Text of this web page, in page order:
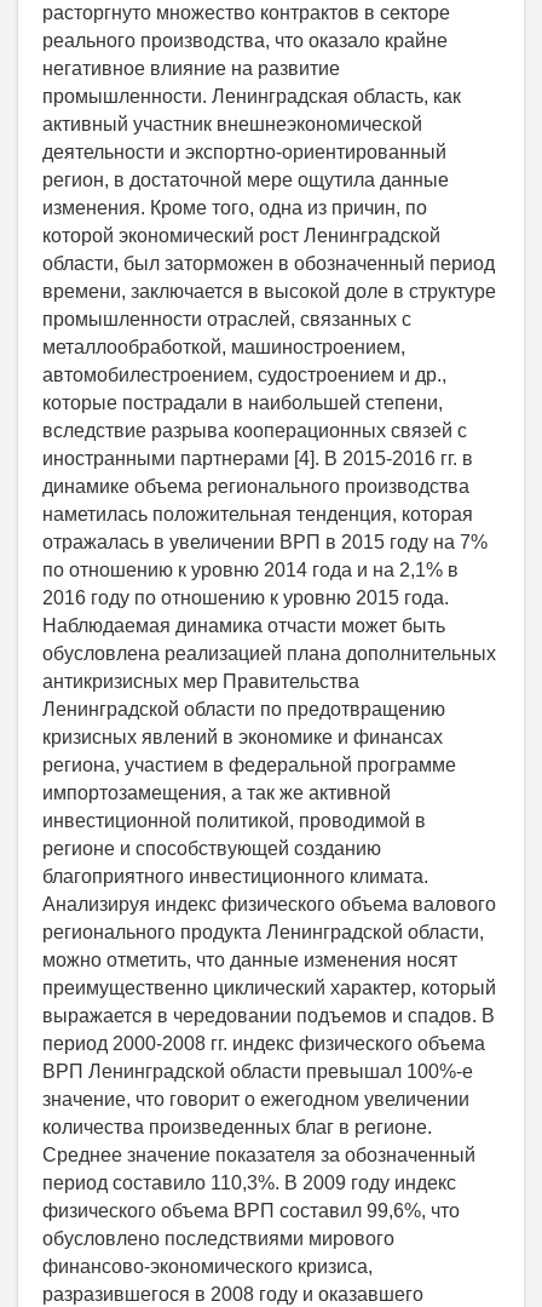
расторгнуто множество контрактов в секторе
реального производства, что оказало крайне
негативное влияние на развитие
промышленности. Ленинградская область, как
активный участник внешнеэкономической
деятельности и экспортно-ориентированный
регион, в достаточной мере ощутила данные
изменения. Кроме того, одна из причин, по
которой экономический рост Ленинградской
области, был заторможен в обозначенный период
времени, заключается в высокой доле в структуре
промышленности отраслей, связанных с
металлообработкой, машиностроением,
автомобилестроением, судостроением и др.,
которые пострадали в наибольшей степени,
вследствие разрыва кооперационных связей с
иностранными партнерами [4]. В 2015-2016 гг. в
динамике объема регионального производства
наметилась положительная тенденция, которая
отражалась в увеличении ВРП в 2015 году на 7%
по отношению к уровню 2014 года и на 2,1% в
2016 году по отношению к уровню 2015 года.
Наблюдаемая динамика отчасти может быть
обусловлена реализацией плана дополнительных
антикризисных мер Правительства
Ленинградской области по предотвращению
кризисных явлений в экономике и финансах
региона, участием в федеральной программе
импортозамещения, а так же активной
инвестиционной политикой, проводимой в
регионе и способствующей созданию
благоприятного инвестиционного климата.
Анализируя индекс физического объема валового
регионального продукта Ленинградской области,
можно отметить, что данные изменения носят
преимущественно циклический характер, который
выражается в чередовании подъемов и спадов. В
период 2000-2008 гг. индекс физического объема
ВРП Ленинградской области превышал 100%-е
значение, что говорит о ежегодном увеличении
количества произведенных благ в регионе.
Среднее значение показателя за обозначенный
период составило 110,3%. В 2009 году индекс
физического объема ВРП составил 99,6%, что
обусловлено последствиями мирового
финансово-экономического кризиса,
разразившегося в 2008 году и оказавшего